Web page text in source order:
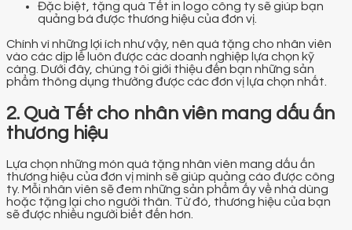
Đặc biệt, tặng quà Tết in logo công ty sẽ giúp bạn
quảng bá được thương hiệu của đơn vị.
Chính vì những lợi ích như vậy, nên quà tặng cho nhân viên
vào các dịp lễ luôn được các doanh nghiệp lựa chọn kỹ
càng. Dưới đây, chúng tôi giới thiệu đến bạn những sản
phẩm thông dụng thường được các đơn vị lựa chọn nhất.
2. Quà Tết cho nhân viên mang dấu ấn
thương hiệu
Lựa chọn những món quà tặng nhân viên mang dấu ấn
thương hiệu của đơn vị mình sẽ giúp quảng cáo được công
ty. Mỗi nhân viên sẽ đem những sản phẩm ấy về nhà dùng
hoặc tặng lại cho người thân. Từ đó, thương hiệu của bạn
sẽ được nhiều người biết đến hơn.